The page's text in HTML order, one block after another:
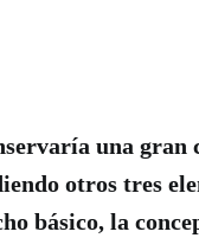
una gran
otros tres
básico, la